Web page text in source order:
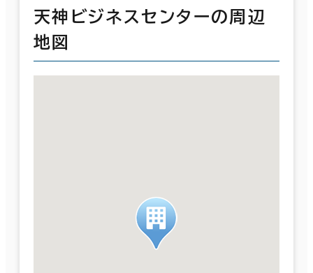
天神ビジネスセンターの周辺
地図